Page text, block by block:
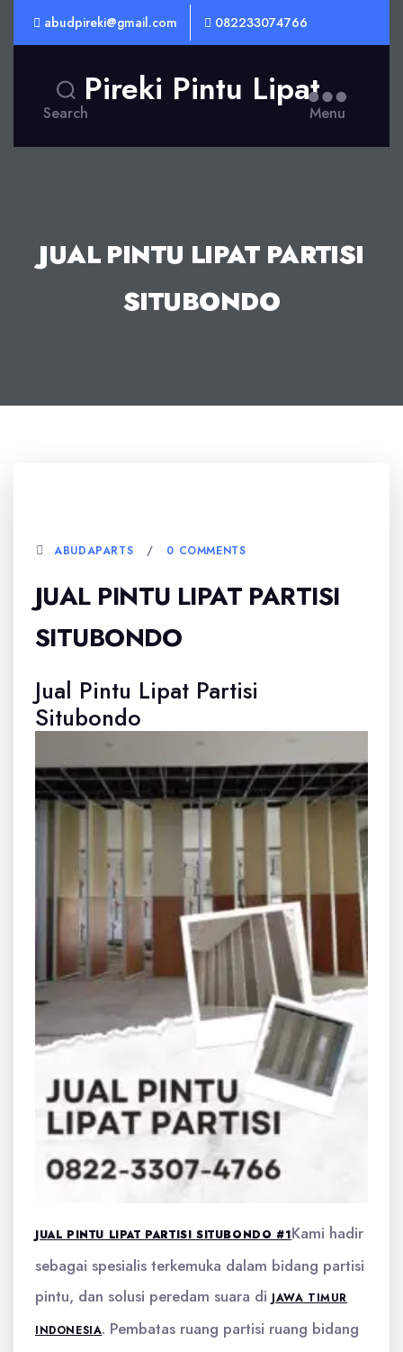
abudpireki@gmail.com 082233074766
Search
Pireki Pintu Lipat
Menu
JUAL PINTU LIPAT PARTISI
SITUBONDO
ABUDAPARTS 0 COMMENTS
JUAL PINTU LIPAT PARTISI
SITUBONDO
Jual Pintu Lipat Partisi
Situbondo
JUAL PINTU LIPAT PARTISI SITUBONDO #1Kami hadir
sebagai spesialis terkemuka dalam bidang partisi
pintu, dan solusi peredam suara di JAWA TIMUR
INDONESIA. Pembatas ruang partisi ruang bidang